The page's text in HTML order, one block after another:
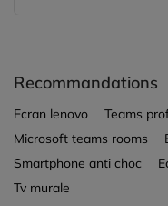
Recommandations
Ecran lenovo Teams
Microsoft teams rooms
Smartphone anti choc
Tv murale